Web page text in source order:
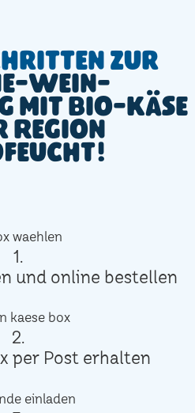
zur
Wein-
mit Bio-Käse
Region
1.
und online bestellen
2.
per Post erhalten